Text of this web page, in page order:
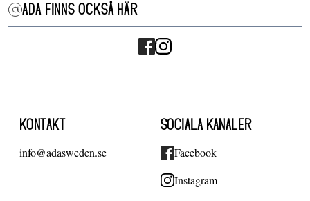
ADA FINNS OCKSÅ HÄR
KONTAKT
info@adasweden.se
SOCIALA KANALER
Facebook
Instagram